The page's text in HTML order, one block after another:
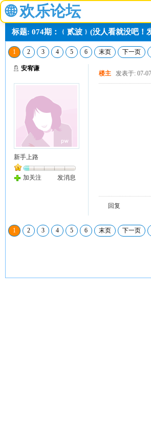
🌐 欢乐论坛
标题: 074期：﹛贰波﹜(没人看就没吧！
1 2 3 4 5 6 末页 下一页
安宥谦
新手上路
加关注 发消息
楼主 发表于: 07-07
回复
1 2 3 4 5 6 末页 下一页